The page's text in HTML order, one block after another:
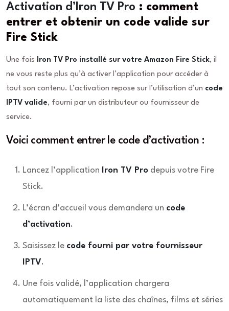
Activation d’Iron TV Pro : comment
entrer et obtenir un code valide sur
Fire Stick
Une fois Iron TV Pro installé sur votre Amazon Fire Stick, il
ne vous reste plus qu’à activer l’application pour accéder à
tout son contenu. L’activation repose sur l’utilisation d’un code
IPTV valide, fourni par un distributeur ou fournisseur de
service.
Voici comment entrer le code d’activation :
Lancez l’application Iron TV Pro depuis votre Fire
Stick.
L’écran d’accueil vous demandera un code
d’activation.
Saisissez le code fourni par votre fournisseur
IPTV.
Une fois validé, l’application chargera
automatiquement la liste des chaînes, films et séries